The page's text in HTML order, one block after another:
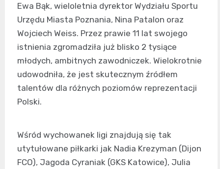
Ewa Bąk, wieloletnia dyrektor Wydziału Sportu
Urzędu Miasta Poznania, Nina Patalon oraz
Wojciech Weiss. Przez prawie 11 lat swojego
istnienia zgromadziła już blisko 2 tysiące
młodych, ambitnych zawodniczek. Wielokrotnie
udowodniła, że jest skutecznym źródłem
talentów dla różnych poziomów reprezentacji
Polski.
Wśród wychowanek ligi znajdują się tak
utytułowane piłkarki jak Nadia Krezyman (Dijon
FCO), Jagoda Cyraniak (GKS Katowice), Julia